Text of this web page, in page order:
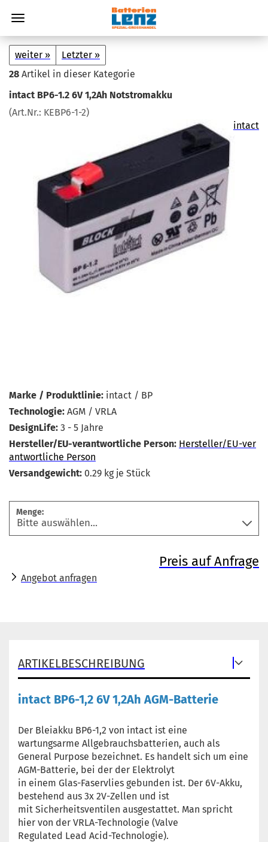
weiter »
Letzter »
28 Artikel in dieser Kategorie
in­tact BP6-1.2 6V 1,2Ah Not­strom­ak­ku
(Art.Nr.: KEBP6-​1-2)
intact
Marke / Produktlinie: intact / BP
Technologie: AGM / VRLA
DesignLife: 3 - 5 Jahre
Hersteller/EU-verantwortliche Person: Hersteller/EU-ver
antwortliche Person
Versandgewicht: 0.29 kg je Stück
Menge:
Preis auf Anfrage
Angebot anfragen
ARTIKELBESCHREIBUNG
intact BP6-1,2 6V 1,2Ah AGM-Batterie
Der Bleiakku BP6-1,2 von intact ist eine
wartungsarme Allgebrauchsbatterien, auch als
General Purpose bezeichnet. Es handelt sich um eine
AGM-Batterie, bei der der Elektrolyt
in einem Glas-Faservlies gebunden ist. Der 6V-Akku,
bestehend aus 3x 2V-Zellen und ist
mit Sicherheitsventilen ausgestattet. Man spricht
hier von der VRLA-Technologie (Valve
Regulated Lead Acid-Technologie).